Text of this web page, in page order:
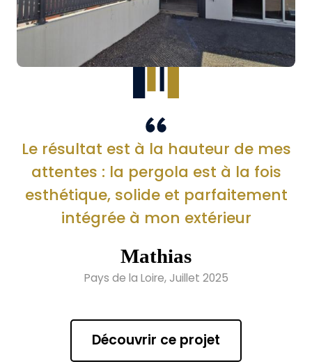
Le résultat est à la hauteur de mes
attentes : la pergola est à la fois
esthétique, solide et parfaitement
intégrée à mon extérieur
Mathias
Pays de la Loire, Juillet 2025
Découvrir ce projet